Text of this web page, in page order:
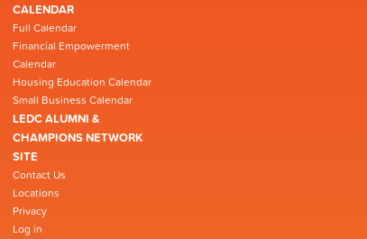
CALENDAR
Full Calendar
Financial Empowerment
Calendar
Housing Education Calendar
Small Business Calendar
LEDC ALUMNI &
CHAMPIONS NETWORK
SITE
Contact Us
Locations
Privacy
Log in